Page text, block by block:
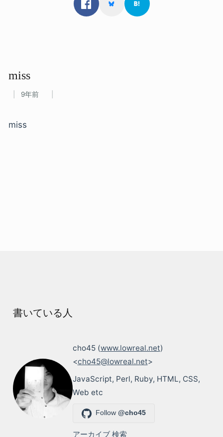
miss
9年前
miss
書いている人
cho45 (www.lowreal.net)
<cho45@lowreal.net>
JavaScript, Perl, Ruby, HTML, CSS,
Web etc
Follow@cho45
アーカイブ 検索